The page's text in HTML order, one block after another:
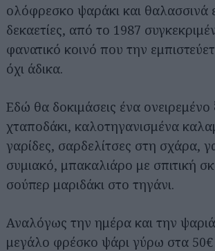
ολόφρεσκο ψαράκι και θαλασσινά
δεκαετίες, από το 1987
φανατικό κοινό που την
όχι άδικα.
Εδώ θα δοκιμάσεις ένα ονειρεμένο
χταποδάκι, καλοτηγανισμένα
γαρίδες, σαρδελίτσες στη σχάρα,
συμιακό, μπακαλιάρο με σπιτική
σούπερ μαριδάκι στο τηγάνι.
Αναλόγως την ημέρα και την
μεγάλο φρέσκο ψάρι γύρω στα 50€